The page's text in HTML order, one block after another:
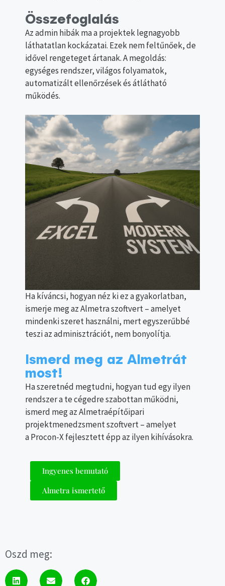
Összefoglalás
Az admin hibák ma a projektek legnagyobb
láthatatlan kockázatai. Ezek nem feltűnőek, de
idővel rengeteget ártanak. A megoldás:
egységes rendszer, világos folyamatok,
automatizált ellenőrzések és átlátható
működés.
Ha kíváncsi, hogyan néz ki ez a gyakorlatban,
ismerje meg az Almetra szoftvert – amelyet
mindenki szeret használni, mert egyszerűbbé
teszi az adminisztrációt, nem bonyolítja.
Ismerd meg az Almetrát
most!
Ha szeretnéd megtudni, hogyan tud egy ilyen
rendszer a te cégedre szabottan működni,
ismerd meg az Almetraépítőipari
projektmenedzsment szoftvert – amelyet
a Procon-X fejlesztett épp az ilyen kihívásokra.
Ingyenes bemutató
Almetra ismertető
Oszd meg: